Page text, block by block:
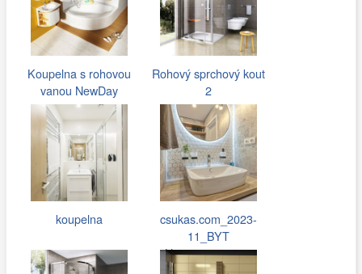
Koupelna s rohovou
vanou NewDay
Rohový sprchový kout
2
koupelna
csukas.com_2023-
11_BYT
Hostivar_062.jpg